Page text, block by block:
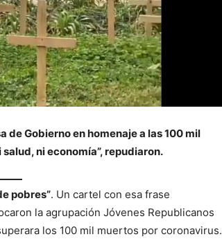
de Gobierno en homenaje a las 100 mil
ni economía”, repudiaron.
pobres”. Un cartel con esa frase
la agrupación Jóvenes Republicanos
los 100 mil muertos por coronavirus.